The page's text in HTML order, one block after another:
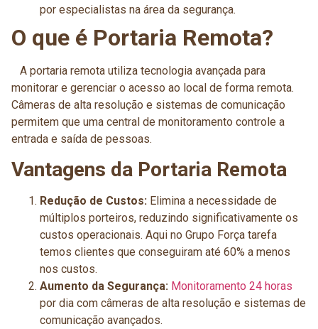
por especialistas na área da segurança.
O que é Portaria Remota?
A portaria remota utiliza tecnologia avançada para
monitorar e gerenciar o acesso ao local de forma remota.
Câmeras de alta resolução e sistemas de comunicação
permitem que uma central de monitoramento controle a
entrada e saída de pessoas.
Vantagens da Portaria Remota
Redução de Custos: Elimina a necessidade de
múltiplos porteiros, reduzindo significativamente os
custos operacionais. Aqui no Grupo Força tarefa
temos clientes que conseguiram até 60% a menos
nos custos.
Aumento da Segurança: Monitoramento 24 horas
por dia com câmeras de alta resolução e sistemas de
comunicação avançados.